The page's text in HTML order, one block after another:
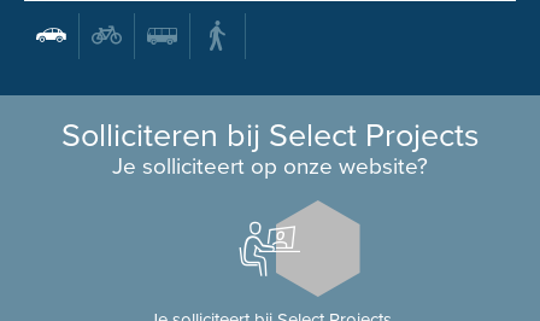
Solliciteren bij Select Projects
Je solliciteert op onze website?